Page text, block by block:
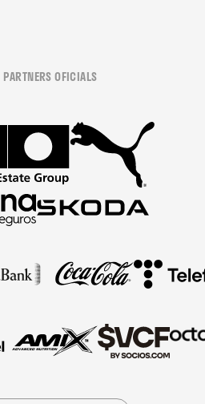
PARTNERS OFICIALS